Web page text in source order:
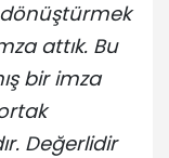
attık. Bu
bir imza
Değerlidir